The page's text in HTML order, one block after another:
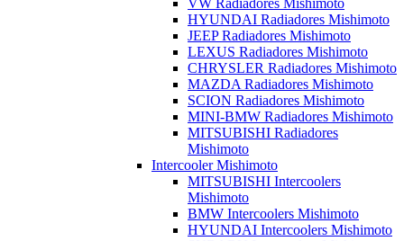
VW Radiadores Mishimoto
HYUNDAI Radiadores Mishimoto
JEEP Radiadores Mishimoto
LEXUS Radiadores Mishimoto
CHRYSLER Radiadores Mishimoto
MAZDA Radiadores Mishimoto
SCION Radiadores Mishimoto
MINI-BMW Radiadores Mishimoto
MITSUBISHI Radiadores
Mishimoto
Intercooler Mishimoto
MITSUBISHI Intercoolers
Mishimoto
BMW Intercoolers Mishimoto
HYUNDAI Intercoolers Mishimoto